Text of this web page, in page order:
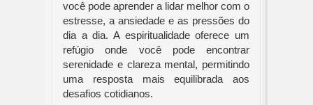
você pode aprender a lidar melhor com o
estresse, a ansiedade e as pressões do
dia a dia. A espiritualidade oferece um
refúgio onde você pode encontrar
serenidade e clareza mental, permitindo
uma resposta mais equilibrada aos
desafios cotidianos.